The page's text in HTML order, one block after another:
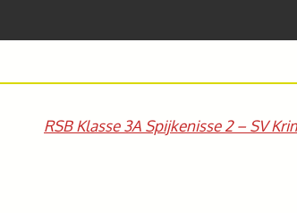
RSB Klasse 3A Spijkenisse 2 – SV